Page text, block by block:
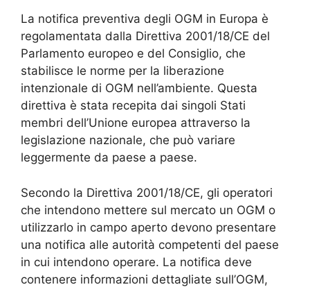
La notifica preventiva degli OGM in Europa è
regolamentata dalla Direttiva 2001/18/CE del
Parlamento europeo e del Consiglio, che
stabilisce le norme per la liberazione
intenzionale di OGM nell’ambiente. Questa
direttiva è stata recepita dai singoli Stati
membri dell’Unione europea attraverso la
legislazione nazionale, che può variare
leggermente da paese a paese.
Secondo la Direttiva 2001/18/CE, gli operatori
che intendono mettere sul mercato un OGM o
utilizzarlo in campo aperto devono presentare
una notifica alle autorità competenti del paese
in cui intendono operare. La notifica deve
contenere informazioni dettagliate sull’OGM,